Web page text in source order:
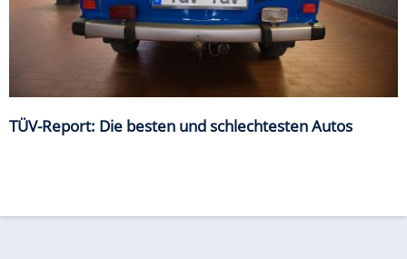
TÜV-Report: Die besten und schlechtesten Autos